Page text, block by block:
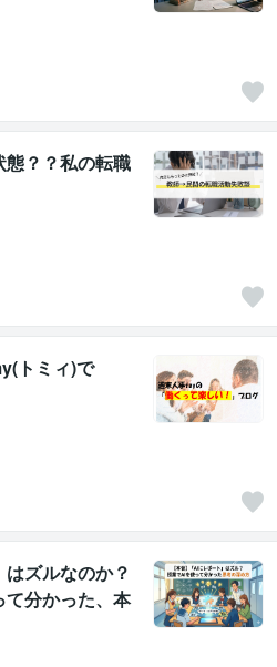
？？私の転職
トミィ)で
はズルなのか？
分かった、本